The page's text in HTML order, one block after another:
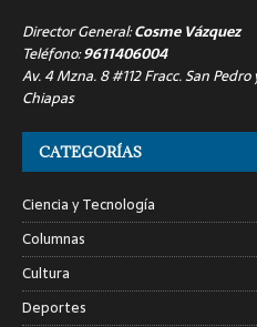
Director General:Cosme Vázquez
Teléfono:9611406004
Av. 4 Mzna. 8 #112 Fracc. San
Chiapas
CATEGORÍAS
Ciencia y Tecnología
Columnas
Cultura
Deportes